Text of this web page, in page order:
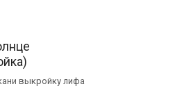
выкройку лифа